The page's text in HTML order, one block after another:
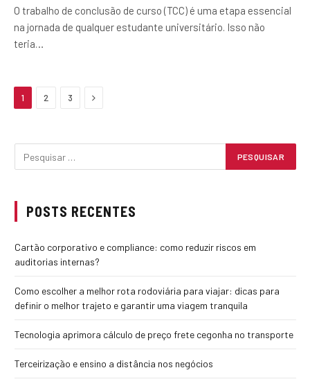
O trabalho de conclusão de curso (TCC) é uma etapa essencial
na jornada de qualquer estudante universitário. Isso não
teria…
1 2 3 Next
POSTS RECENTES
Cartão corporativo e compliance: como reduzir riscos em
auditorias internas?
Como escolher a melhor rota rodoviária para viajar: dicas para
definir o melhor trajeto e garantir uma viagem tranquila
Tecnologia aprimora cálculo de preço frete cegonha no transporte
Terceirização e ensino a distância nos negócios